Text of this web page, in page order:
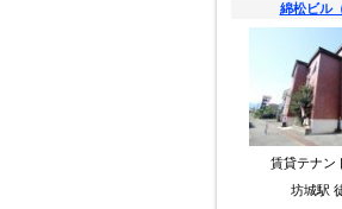
綿松ビル
賃貸テナ
坊城駅